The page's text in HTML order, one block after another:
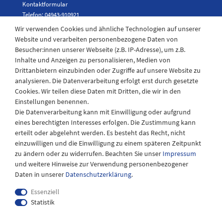
Kontaktformular
Telefon: 04943-910921
Laden Öffnungszeiten
Montag - Freitag
08:30 - 12:30 und 13.00 - 17.30 Uhr
Samstags
08:30 bis 12:30 Uhr
Wir verwenden Cookies und ähnliche Technologien auf unserer
Website und verarbeiten personenbezogene Daten von
Besucher:innen unserer Webseite (z.B. IP-Adresse), um z.B.
Inhalte und Anzeigen zu personalisieren, Medien von
Drittanbietern einzubinden oder Zugriffe auf unsere Website zu
analysieren. Die Datenverarbeitung erfolgt erst durch gesetzte
Cookies. Wir teilen diese Daten mit Dritten, die wir in den
Einstellungen benennen.
Die Datenverarbeitung kann mit Einwilligung oder aufgrund
eines berechtigten Interesses erfolgen. Die Zustimmung kann
erteilt oder abgelehnt werden. Es besteht das Recht, nicht
einzuwilligen und die Einwilligung zu einem späteren Zeitpunkt
zu ändern oder zu widerrufen. Beachten Sie unser Impressum
und weitere Hinweise zur Verwendung personenbezogener
Daten in unserer Daten­schutz­erklärung.
Essenziell
Statistik